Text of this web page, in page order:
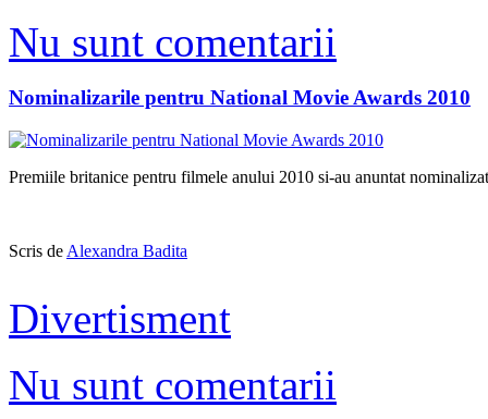
Nu sunt comentarii
Nominalizarile pentru National Movie Awards 2010
Premiile britanice pentru filmele anului 2010 si-au anuntat
Scris de Alexandra Badita
Divertisment
Nu sunt comentarii